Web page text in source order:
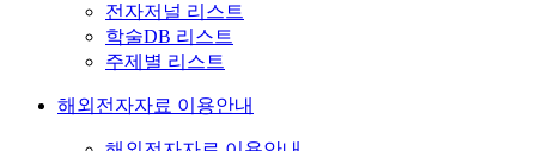
전자저널 리스트
학술DB 리스트
주제별 리스트
해외전자자료 이용안내